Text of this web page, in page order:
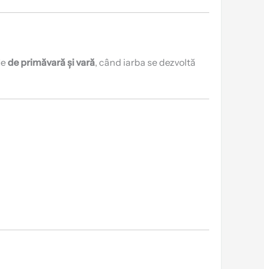
de primăvară și vară, când iarba se dezvoltă